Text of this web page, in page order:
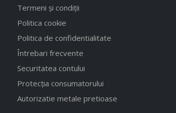
Termeni și condiții
Politica cookie
Politica de confidentialitate
Întrebari frecvente
Securitatea contului
Protecția consumatorului
Autorizatie metale pretioase